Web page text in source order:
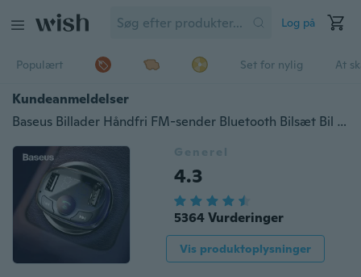
Log på
Populært Set for nylig At
Kundeanmeldelser
Baseus Billader Håndfri FM-sender Bluetooth Bilsæt Bil MP3-afspiller Dual USB Billafonoplader til iPhone Samsung Mobiltelefon
Generel
4.3
5364 Vurderinger
Vis produktoplysninger